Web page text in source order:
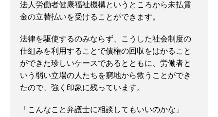
法人労働者健康福祉機構というところから未払賃
金の立替払いを受けることができます。
法律を駆使するのみならず、こうした社会制度の
仕組みを利用することで債権の回収をはかること
ができた珍しいケースであるとともに、労働者と
いう弱い立場の人たちを窮地から救うことができ
たので、強く印象に残っています。
「こんなこと弁護士に相談してもいいのかな」